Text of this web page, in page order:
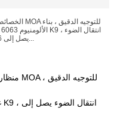
يصل إلى 96٪ - مضاد للماء والضباب مع ملء النيتروجين -حاف...